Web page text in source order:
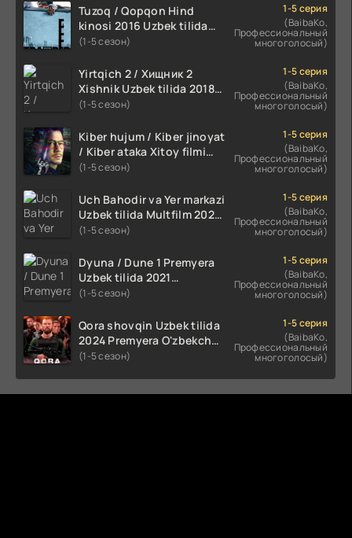
Tuzoq / Qopqon Hind
kinosi 2016 Uzbek tilida
tarjima film HD
(1-5 сезон)
1-5 серия
(BaibaKo,
Профессиональный
многоголосый)
Yirtqich 2 / Хищник 2
Xishnik Uzbek tilida 2018-
2024 O'zbekcha tarjima
(1-5 сезон)
1-5 серия
(BaibaKo,
Профессиональный
многоголосый)
Kiber hujum / Kiber jinoyat
/ Kiber ataka Xitoy filmi
Uzbek tilida O'zbekcha
HD skachat
(1-5 сезон)
1-5 серия
(BaibaKo,
Профессиональный
многоголосый)
Uch Bahodir va Yer markazi
Uzbek tilida Multfilm 2025
tarjima HD skachat
(1-5 сезон)
1-5 серия
(BaibaKo,
Профессиональный
многоголосый)
Dyuna / Dune 1 Premyera
Uzbek tilida 2021
O'zbekcha tarjima kino HD
(1-5 сезон)
1-5 серия
(BaibaKo,
Профессиональный
многоголосый)
Qora shovqin Uzbek tilida
2024 Premyera O'zbekcha
tarjima kino HD skachat
(1-5 сезон)
1-5 серия
(BaibaKo,
Профессиональный
многоголосый)